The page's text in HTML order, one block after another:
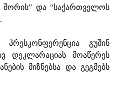
და “საქართველოს
გუშინ
დეკლარაციას მოაწერეს
მიზნებსა და გეგმებს